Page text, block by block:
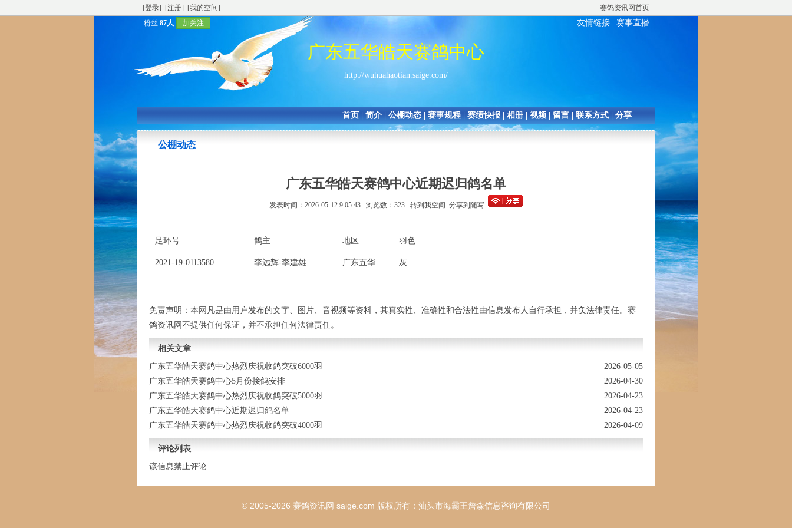
[登录] [注册] [我的空间]
赛鸽资讯网首页
粉丝 87人 加关注 友情链接 赛事直播
广东五华皓天赛鸽中心
http://wuhuahaotian.saige.com/
首页 简介 公棚动态 赛事规程 赛绩快报 相册 视频 留言 联系方式 分享
公棚动态
广东五华皓天赛鸽中心近期迟归鸽名单
发表时间：2026-05-12 9:05:43 浏览数：323 转到我空间 分享到随写
足环号 鸽主 地区 羽色
2021-19-0113580 李远辉-李建雄 广东五华 灰
免责声明：本网凡是由用户发布的文字、图片、音视频等资料，其真实性、准确性和合法性由信息发布人自行承担，并负法律责任。赛
鸽资讯网不提供任何保证，并不承担任何法律责任。
相关文章
2026-05-05
广东五华皓天赛鸽中心热烈庆祝收鸽突破6000羽
2026-04-30
广东五华皓天赛鸽中心5月份接鸽安排
2026-04-23
广东五华皓天赛鸽中心热烈庆祝收鸽突破5000羽
2026-04-23
广东五华皓天赛鸽中心近期迟归鸽名单
2026-04-09
广东五华皓天赛鸽中心热烈庆祝收鸽突破4000羽
评论列表
该信息禁止评论
© 2005-2026 赛鸽资讯网 saige.com 版权所有：汕头市海霸王詹森信息咨询有限公司